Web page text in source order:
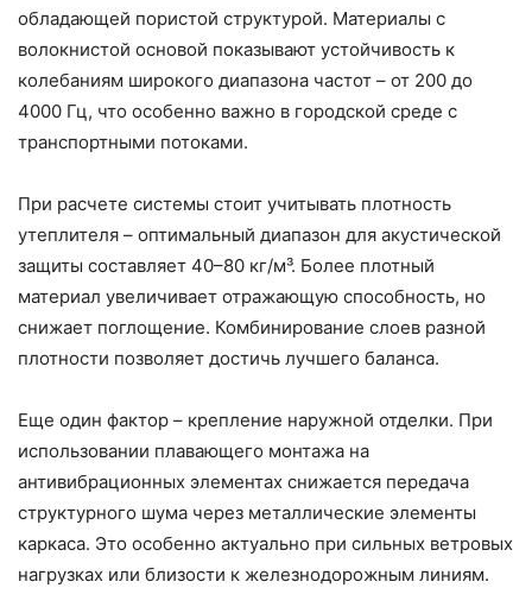
обладающей пористой структурой. Материалы с
волокнистой основой показывают устойчивость к
колебаниям широкого диапазона частот – от 200 до
4000 Гц, что особенно важно в городской среде с
транспортными потоками.
При расчете системы стоит учитывать плотность
утеплителя – оптимальный диапазон для акустической
защиты составляет 40–80 кг/м³. Более плотный
материал увеличивает отражающую способность, но
снижает поглощение. Комбинирование слоев разной
плотности позволяет достичь лучшего баланса.
Еще один фактор – крепление наружной отделки. При
использовании плавающего монтажа на
антивибрационных элементах снижается передача
структурного шума через металлические элементы
каркаса. Это особенно актуально при сильных ветровых
нагрузках или близости к железнодорожным линиям.